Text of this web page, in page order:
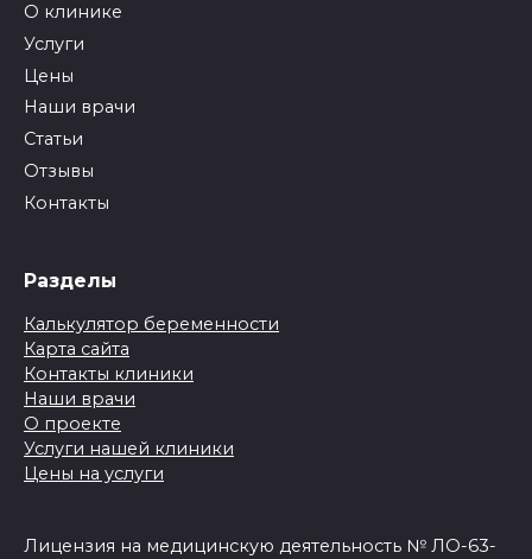
О клинике
Услуги
Цены
Наши врачи
Статьи
Отзывы
Контакты
Разделы
Калькулятор беременности
Карта сайта
Контакты клиники
Наши врачи
О проекте
Услуги нашей клиники
Цены на услуги
Лицензия на медицинскую деятельность № ЛО-63-